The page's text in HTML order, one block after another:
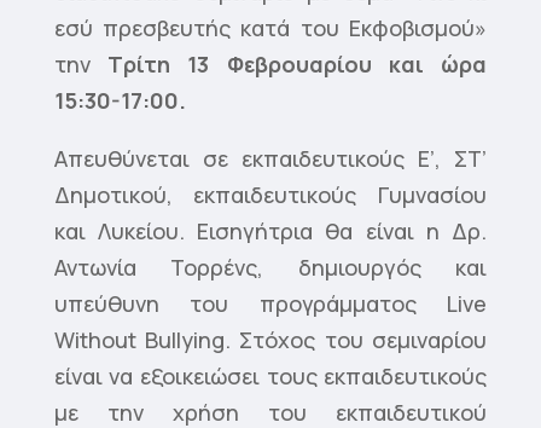
εσύ πρεσβευτής κατά του Εκφοβισμού»
την Τρίτη 13 Φεβρουαρίου και ώρα
15:30-17:00.
Απευθύνεται σε εκπαιδευτικούς Ε’, ΣΤ’
Δημοτικού, εκπαιδευτικούς Γυμνασίου
και Λυκείου. Εισηγήτρια θα είναι η Δρ.
Αντωνία Τορρένς, δημιουργός και
υπεύθυνη του προγράμματος Live
Without Bullying. Στόχος του σεμιναρίου
είναι να εξοικειώσει τους εκπαιδευτικούς
με την χρήση του εκπαιδευτικού